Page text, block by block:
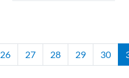
26 27 28 29 30